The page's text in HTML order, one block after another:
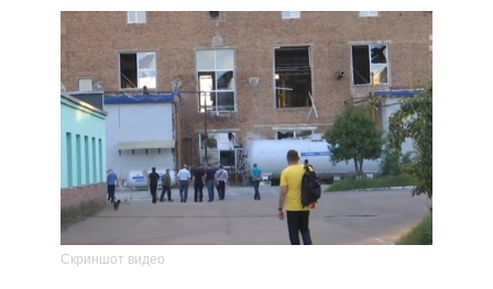
МЭРЫ
ВСЕ ПЕРСОНЫ
СРАВНЕНИЕ ПОЛИТИКОВ
Скриншот видео